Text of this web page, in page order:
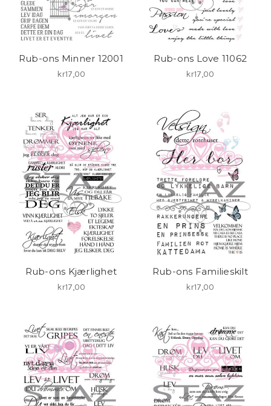
Rub-ons Minner 12001
kr17,00
Rub-ons Love 11062
kr17,00
Rub-ons Kjærlighet
kr17,00
Rub-ons Familieskilt
kr17,00